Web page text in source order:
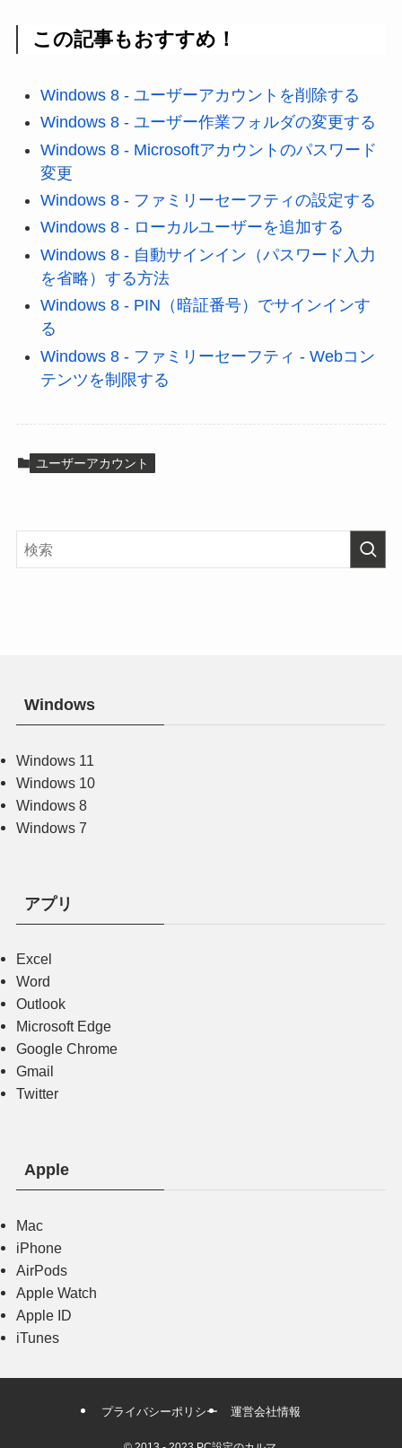
この記事もおすすめ！
Windows 8 - ユーザーアカウントを削除する
Windows 8 - ユーザー作業フォルダの変更する
Windows 8 - Microsoftアカウントのパスワード
変更
Windows 8 - ファミリーセーフティの設定する
Windows 8 - ローカルユーザーを追加する
Windows 8 - 自動サインイン（パスワード入力
を省略）する方法
Windows 8 - PIN（暗証番号）でサインインす
る
Windows 8 - ファミリーセーフティ - Webコン
テンツを制限する
ユーザーアカウント
Windows
Windows 11
Windows 10
Windows 8
Windows 7
アプリ
Excel
Word
Outlook
Microsoft Edge
Google Chrome
Gmail
Twitter
Apple
Mac
iPhone
AirPods
Apple Watch
Apple ID
iTunes
プライバシーポリシー 運営会社情報